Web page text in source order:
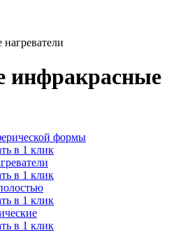
инфракрасные
формы
в 1 клик
в 1 клик
в 1 клик
в 1 клик